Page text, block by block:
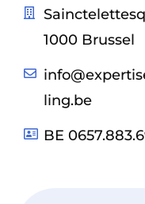
1000 Brussel
ling.be
BE